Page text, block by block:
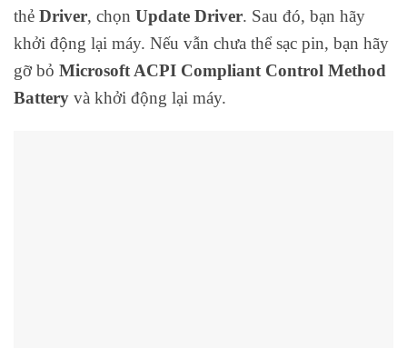
thẻ Driver, chọn Update Driver. Sau đó, bạn hãy
khởi động lại máy. Nếu vẫn chưa thể sạc pin, bạn hãy
gỡ bỏ Microsoft ACPI Compliant Control Method
Battery và khởi động lại máy.